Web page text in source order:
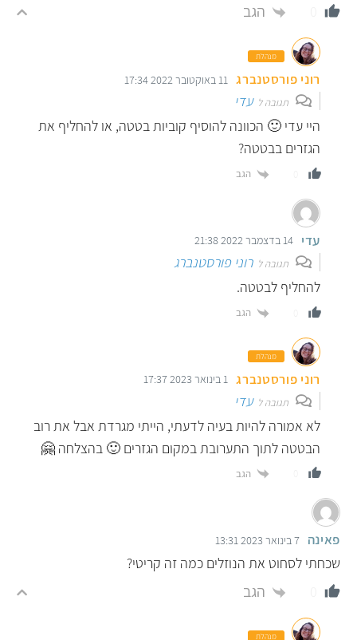
הגב
מנהלת
רוני פורסטנברג 11 באוקטובר 2022 17:34
תגובה לעדי
היי עדי 🙂 הכוונה להוסיף קוביות בטטה, או להחליף את
הגזרים בבטטה?
הגב
עדי 14 בדצמבר 2022 21:38
תגובה לרוני פורסטנברג
להחליף לבטטה.
הגב
מנהלת
רוני פורסטנברג 1 בינואר 2023 17:37
תגובה לעדי
לא אמורה להיות בעיה לדעתי, הייתי מגרדת אבל את רוב
הבטטה לתוך התערובת במקום הגזרים 🙂 בהצלחה 🤗
הגב
פאינה 7 בינואר 2023 13:31
שכחתי לסחוט את הנוזלים כמה זה קריטי?
הגב
מנהלת